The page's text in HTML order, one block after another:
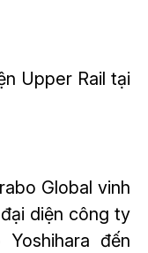
Upper Rail tại
Global vinh
diện công ty
đến